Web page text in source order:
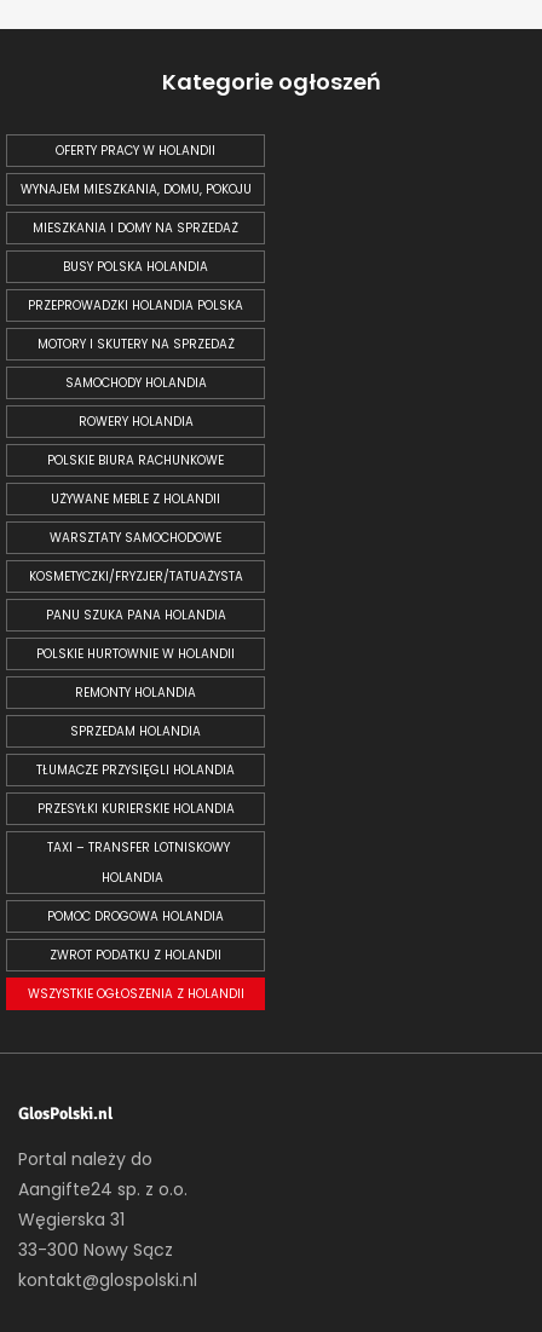
Kategorie ogłoszeń
OFERTY PRACY W HOLANDII
WYNAJEM MIESZKANIA, DOMU, POKOJU
MIESZKANIA I DOMY NA SPRZEDAŻ
BUSY POLSKA HOLANDIA
PRZEPROWADZKI HOLANDIA POLSKA
MOTORY I SKUTERY NA SPRZEDAŻ
SAMOCHODY HOLANDIA
ROWERY HOLANDIA
POLSKIE BIURA RACHUNKOWE
UŻYWANE MEBLE Z HOLANDII
WARSZTATY SAMOCHODOWE
KOSMETYCZKI/FRYZJER/TATUAŻYSTA
PANU SZUKA PANA HOLANDIA
POLSKIE HURTOWNIE W HOLANDII
REMONTY HOLANDIA
SPRZEDAM HOLANDIA
TŁUMACZE PRZYSIĘGLI HOLANDIA
PRZESYŁKI KURIERSKIE HOLANDIA
TAXI – TRANSFER LOTNISKOWY
HOLANDIA
POMOC DROGOWA HOLANDIA
ZWROT PODATKU Z HOLANDII
WSZYSTKIE OGŁOSZENIA Z HOLANDII
GlosPolski.nl
Portal należy do
Aangifte24 sp. z o.o.
Węgierska 31
33-300 Nowy Sącz
kontakt@glospolski.nl